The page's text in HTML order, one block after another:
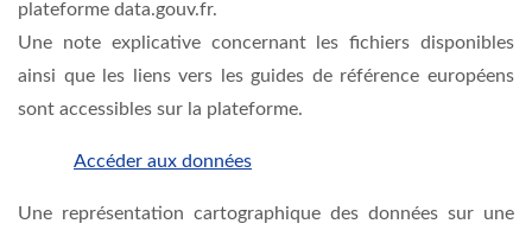
plateforme data.gouv.fr.
Une note explicative concernant les fichiers disponibles
ainsi que les liens vers les guides de référence européens
sont accessibles sur la plateforme.
Accéder aux données
Une représentation cartographique des données sur une